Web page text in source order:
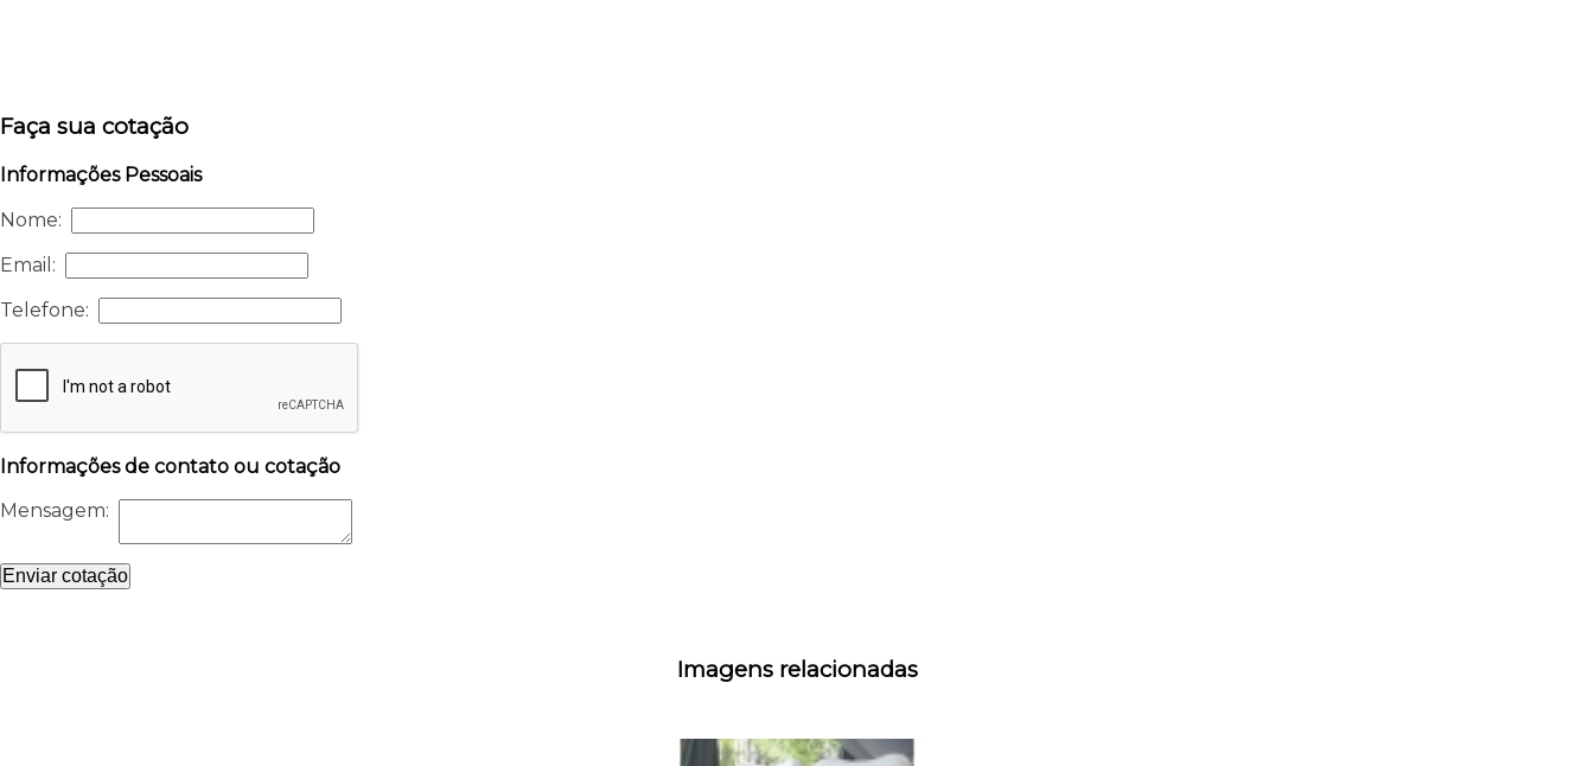
Faça sua cotação
Informações Pessoais
Nome:
Email:
Telefone:
Informações de contato ou cotação
Mensagem:
Enviar cotação
Imagens relacionadas